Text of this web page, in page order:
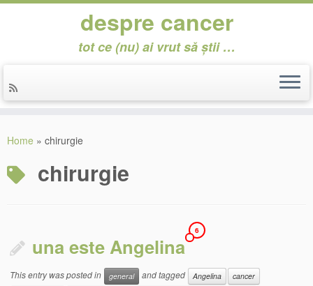
despre cancer
tot ce (nu) ai vrut să știi …
Home » chirurgie
chirurgie
una este Angelina
6
This entry was posted in general and tagged Angelina
cancer